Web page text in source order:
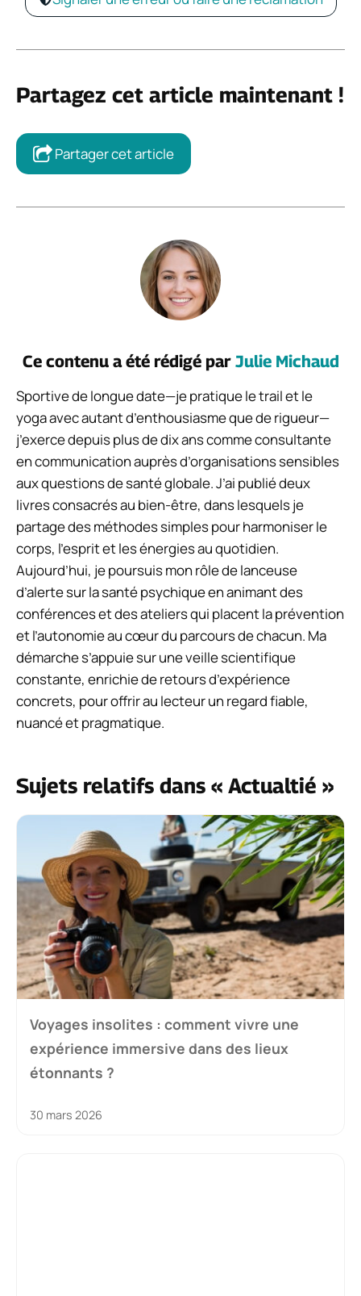
Partagez cet article maintenant !
Partager cet article
Ce contenu a été rédigé par Julie Michaud
Sportive de longue date—je pratique le trail et le
yoga avec autant d’enthousiasme que de rigueur—
j’exerce depuis plus de dix ans comme consultante
en communication auprès d’organisations sensibles
aux questions de santé globale. J’ai publié deux
livres consacrés au bien-être, dans lesquels je
partage des méthodes simples pour harmoniser le
corps, l’esprit et les énergies au quotidien.
Aujourd’hui, je poursuis mon rôle de lanceuse
d’alerte sur la santé psychique en animant des
conférences et des ateliers qui placent la prévention
et l’autonomie au cœur du parcours de chacun. Ma
démarche s’appuie sur une veille scientifique
constante, enrichie de retours d’expérience
concrets, pour offrir au lecteur un regard fiable,
nuancé et pragmatique.
Sujets relatifs dans « Actualtié »
Voyages insolites : comment vivre une
expérience immersive dans des lieux
étonnants ?
30 mars 2026